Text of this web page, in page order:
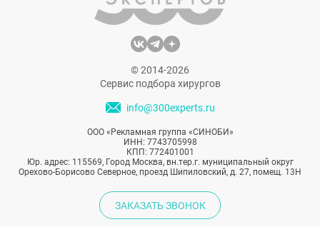
© 2014-2026
Сервис подбора хирургов
info@300experts.ru
ООО «Рекламная группа «СИНОБИ»
ИНН: 7743705998
КПП: 772401001
Юр. адрес: 115569, Город Москва, вн.тер.г. муниципальный округ
Орехово-Борисово Северное, проезд Шипиловский, д. 27, помещ. 13Н
ЗАКАЗАТЬ ЗВОНОК